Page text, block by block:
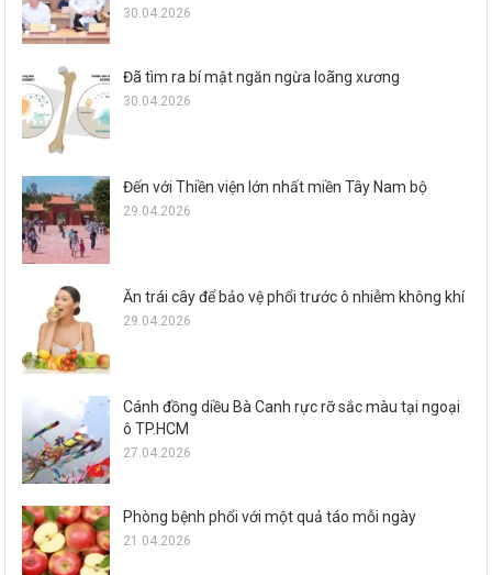
30.04.2026
Đã tìm ra bí mật ngăn ngừa loãng xương
30.04.2026
Đến với Thiền viện lớn nhất miền Tây Nam bộ
29.04.2026
Ăn trái cây để bảo vệ phổi trước ô nhiễm không khí
29.04.2026
Cánh đồng diều Bà Canh rực rỡ sắc màu tại ngoại
ô TP.HCM
27.04.2026
Phòng bệnh phổi với một quả táo mỗi ngày
21.04.2026